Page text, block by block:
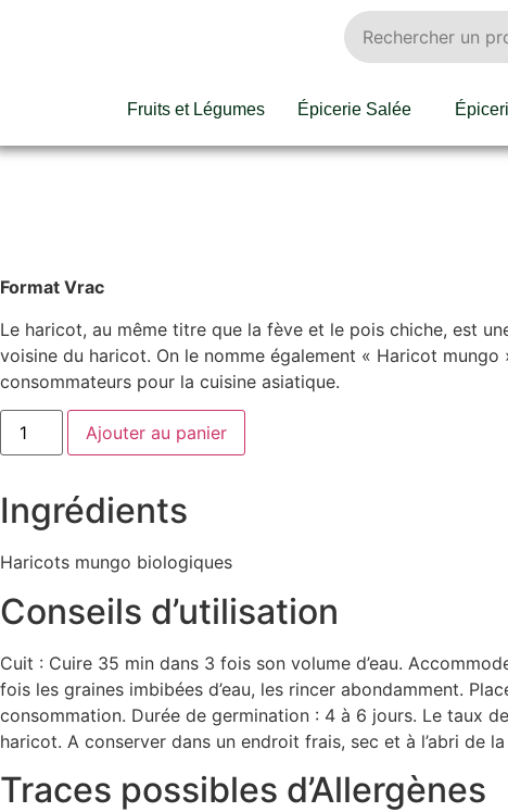
Fruits et Légumes Épicerie Salée
Format Vrac
Le haricot, au même titre que la fève et le pois chiche, est
voisine du haricot. On le nomme également « Haricot
consommateurs pour la cuisine asiatique.
Ajouter au panier
Ingrédients
Haricots mungo biologiques
Conseils d’utilisation
Cuit : Cuire 35 min dans 3 fois son volume d’eau.
fois les graines imbibées d’eau, les rincer abondamment.
consommation. Durée de germination : 4 à 6 jours. Le taux
haricot. A conserver dans un endroit frais, sec et à l’abri de
Traces possibles d’Allergènes